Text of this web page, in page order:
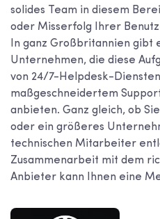
solides Team in diesem
oder Misserfolg Ihrer
In ganz Großbritannien gibt
Unternehmen, die diese
von 24/7-Helpdesk-Diensten
maßgeschneidertem
anbieten. Ganz gleich, ob
oder ein größeres
technischen Mitarbeiter
Zusammenarbeit mit dem
Anbieter kann Ihnen eine